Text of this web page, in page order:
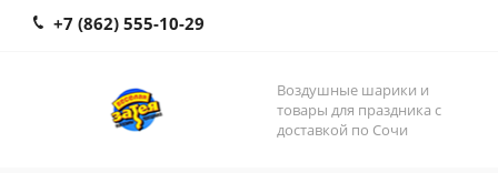
+7 (862) 555-10-29
Воздушные шарики и
товары для праздника с
доставкой по Сочи